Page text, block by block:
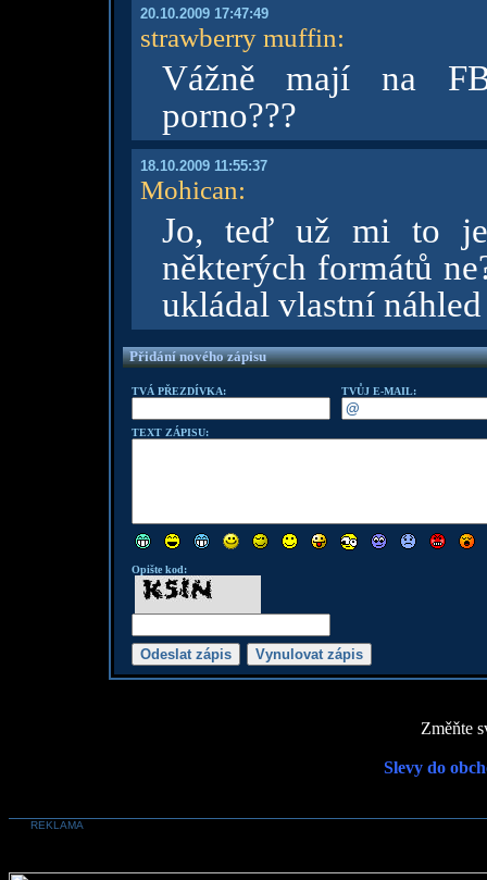
20.10.2009 17:47:49
strawberry muffin:
Vážně mají na
porno???
18.10.2009 11:55:37
Mohican:
Jo, teď už mi to
některých formátů
ukládal vlastní
Přidání nového zápisu
TVÁ PŘEZDÍVKA: TVŮJ E-MAIL:
TEXT ZÁPISU:
Opište kod:
Změňte
Slevy do
REKLAMA